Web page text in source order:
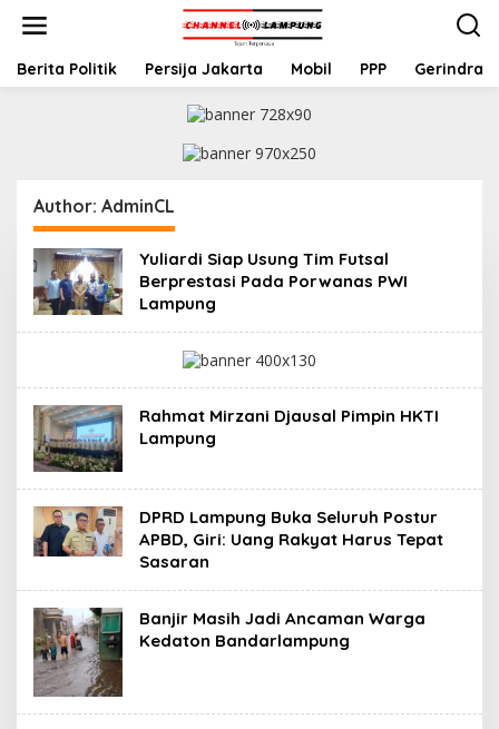
t
Berita Politik Persija Jakarta Mobil PPP Gerindra
Author: AdminCL
Yuliardi Siap Usung Tim Futsal
Berprestasi Pada Porwanas PWI
Lampung
Rahmat Mirzani Djausal Pimpin HKTI
Lampung
DPRD Lampung Buka Seluruh Postur
APBD, Giri: Uang Rakyat Harus Tepat
Sasaran
Banjir Masih Jadi Ancaman Warga
Kedaton Bandarlampung